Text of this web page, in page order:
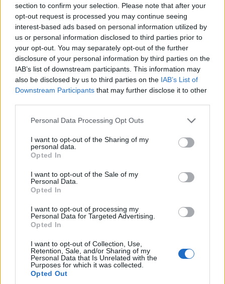
section to confirm your selection. Please note that after your
opt-out request is processed you may continue seeing
interest-based ads based on personal information utilized by
us or personal information disclosed to third parties prior to
your opt-out. You may separately opt-out of the further
disclosure of your personal information by third parties on the
IAB’s list of downstream participants. This information may
also be disclosed by us to third parties on the IAB’s List of
Downstream Participants that may further disclose it to other
Please note that this website/app uses one or more Google
not limited to your visit or usage behaviour. You may click to
grant or deny consent to Google and its third-party tags to
use your data for below specified purposes in below Google
consent section.
Personal Data Processing Opt Outs
I want to opt-out of the Sharing of my
personal data.
Opted In
I want to opt-out of the Sale of my
Personal Data.
Opted In
I want to opt-out of processing my
Personal Data for Targeted Advertising.
Opted In
I want to opt-out of Collection, Use,
Retention, Sale, and/or Sharing of my
Personal Data that Is Unrelated with the
Purposes for which it was collected.
Opted Out
Megosztó elektro-himnusz,
szokatlan, harcias klip: ma 17 éve
jelent meg a PEACE kislemez!
Szigi.•2026. június 16.